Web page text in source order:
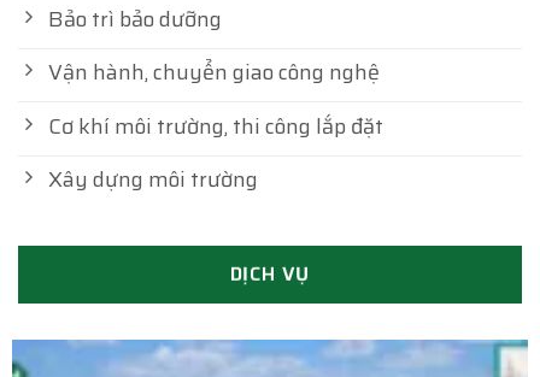
Bảo trì bảo dưỡng
Vận hành, chuyển giao công nghệ
Cơ khí môi trường, thi công lắp đặt
Xây dựng môi trường
DỊCH VỤ